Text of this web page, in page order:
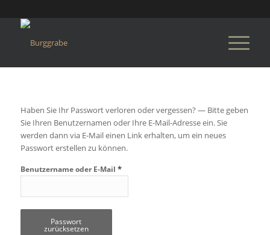
Haben Sie Ihr Passwort verloren oder vergessen? — Bitte geben
Sie Ihren Benutzernamen oder Ihre E-Mail-Adresse ein. Sie
werden dann via E-Mail einen Link erhalten, um ein neues
Passwort erstellen zu können.
Benutzername oder E-Mail *
Passwort
zurücksetzen